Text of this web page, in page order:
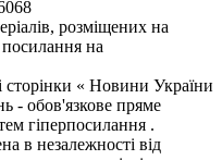
розміщених на
посилання на
сторінки « Новини України
- обов'язкове пряме
гіперпосилання .
в незалежності від